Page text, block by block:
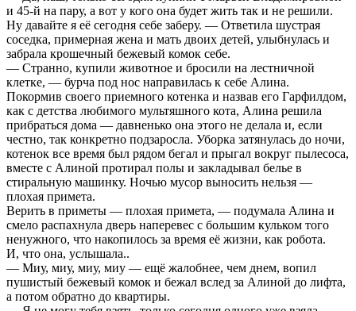
и 45-й на пару, а вот у кого она будет жить так и не решили.
Ну давайте я её сегодня себе заберу. — Ответила шустрая
соседка, примерная жена и мать двоих детей, улыбнулась и
забрала крошечный бежевый комок себе.
— Странно, купили животное и бросили на лестничной
клетке, — бурча под нос направилась к себе Алина.
Покормив своего приемного котенка и назвав его Гарфилдом,
как с детства любимого мультяшного кота, Алина решила
прибраться дома — давненько она этого не делала и, если
честно, так конкретно подзаросла. Уборка затянулась до ночи,
котенок все время был рядом бегал и прыгал вокруг пылесоса,
вместе с Алиной протирал полы и закладывал белье в
стиральную машинку. Ночью мусор выносить нельзя —
плохая примета.
Верить в приметы — плохая примета, — подумала Алина и
смело распахнула дверь наперевес с большим кульком того
ненужного, что накопилось за время её жизни, как робота.
И, что она, услышала..
— Миу, миу, миу, миу — ещё жалобнее, чем днем, вопил
пушистый бежевый комок и бежал вслед за Алиной до лифта,
а потом обратно до квартиры.